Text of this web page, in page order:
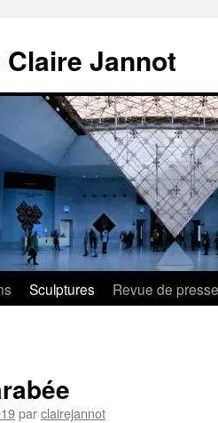
Jannot
Sculptures Revue de presse
parclairejannot